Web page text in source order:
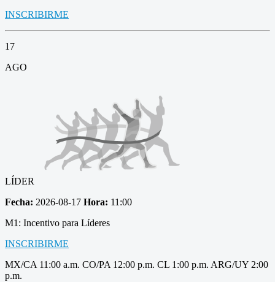
INSCRIBIRME
17
AGO
LÍDER
Fecha: 2026-08-17 Hora: 11:00
M1: Incentivo para Líderes
INSCRIBIRME
MX/CA 11:00 a.m. CO/PA 12:00 p.m. CL 1:00 p.m. ARG/UY 2:00
p.m.